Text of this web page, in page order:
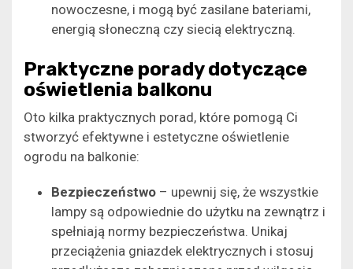
nowoczesne, i mogą być zasilane bateriami,
energią słoneczną czy siecią elektryczną.
Praktyczne porady dotyczące
oświetlenia balkonu
Oto kilka praktycznych porad, które pomogą Ci
stworzyć efektywne i estetyczne oświetlenie
ogrodu na balkonie:
Bezpieczeństwo – upewnij się, że wszystkie
lampy są odpowiednie do użytku na zewnątrz i
spełniają normy bezpieczeństwa. Unikaj
przeciążenia gniazdek elektrycznych i stosuj